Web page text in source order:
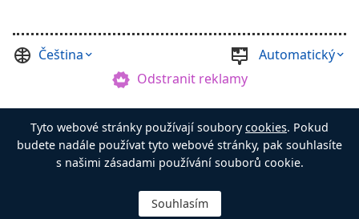
Čeština
Automatický
Odstranit reklamy
©Casual Games Collection, 2021-2026. Designed by
FINAL LEVEL . Podmínky Soukromí Pán Truhly
Tyto webové stránky používají souborycookies. Pokud
budete nadále používat tyto webové stránky, pak souhlasíte
s našimi zásadami používání souborů cookie.